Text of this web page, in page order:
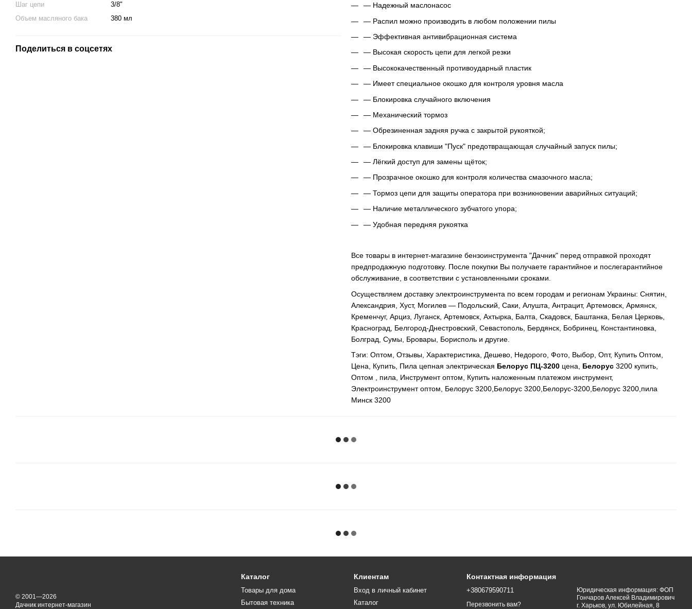
Шаг цепи
3/8"
Объем масляного бака
380 мл
Поделиться в соцсетях
― Надежный маслонасос
― Распил можно производить в любом положении пилы
― Эффективная антивибрационная система
― Высокая скорость цепи для легкой резки
― Высококачественный противоударный пластик
― Имеет специальное окошко для контроля уровня масла
― Блокировка случайного включения
― Механический тормоз
― Обрезиненная задняя ручка с закрытой рукояткой;
― Блокировка клавиши "Пуск" предотвращающая случайный запуск пилы;
― Лёгкий доступ для замены щёток;
― Прозрачное окошко для контроля количества смазочного масла;
― Тормоз цепи для защиты оператора при возникновении аварийных ситуаций;
― Наличие металлического зубчатого упора;
― Удобная передняя рукоятка
Все товары в интернет-магазине бензоинструмента "Дачник" перед отправкой проходят
предпродажную подготовку. После покупки Вы получаете гарантийное и послегарантийное
обслуживание, в соответствии с установленными сроками.
Осуществляем доставку электроинструмента по всем городам и регионам Украины: Снятин,
Александрия, Хуст, Могилев — Подольский, Саки, Алушта, Антрацит, Артемовск, Армянск,
Кременчуг, Арциз, Луганск, Артемовск, Ахтырка, Балта, Скадовск, Баштанка, Белая Церковь,
Красноград, Белгород-Днестровский, Севастополь, Бердянск, Бобринец, Константиновка,
Болград, Сумы, Бровары, Борисполь и другие.
Тэги: Оптом, Отзывы, Характеристика, Дешево, Недорого, Фото, Выбор, Опт, Купить Оптом,
Цена, Купить, Пила цепная электрическая Белорус ПЦ-3200 цена Белорус 3200 купить
Оптом , пила, Инструмент оптом, Купить наложенным платежом инструмент,
Электроинструмент оптом, Белорус 3200 Белорус 3200 Белорус-3200 Белорус 3200 пила
Минск 3200
© 2001—2026
Дачник интернет-магазин
Каталог
Товары для дома
Бытовая техника
Клиентам
Вход в личный кабинет
Каталог
Контактная информация
+380679590711
Перезвонить вам?
Юридическая информация: ФОП
Гончаров Алексей Владимирович
г. Харьков, ул. Юбилейная, 8